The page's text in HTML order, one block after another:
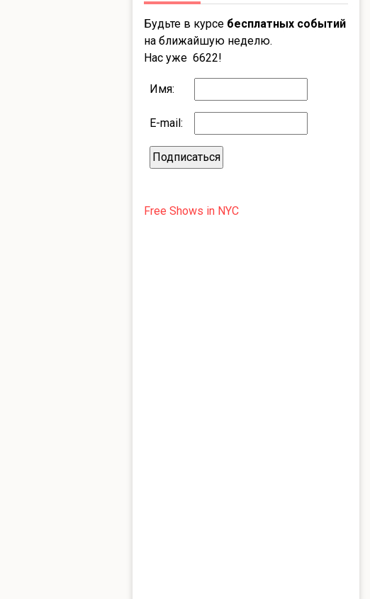
Будьте в курсе бесплатных событий
на ближайшую неделю.
Нас уже 6622!
Имя:
E-mail:
Free Shows in NYC